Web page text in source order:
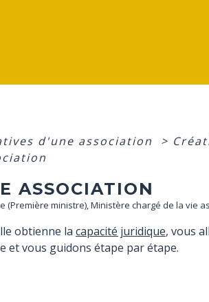
d'une association >
ASSOCIATION
(Première ministre), Ministère chargé de la vie
obtienne la capacité juridique, vous
et vous guidons étape par étape.